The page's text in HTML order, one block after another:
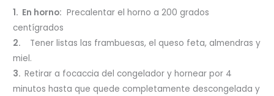
1. En horno: Precalentar el horno a 200 grados
centígrados
2.
Tener listas las frambuesas, el queso feta, almendras y
miel.
3.Retirar a focaccia del congelador y hornear por 4
minutos hasta que quede completamente descongelada y